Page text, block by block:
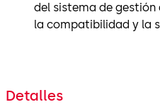
del sistema de
la compatibilidad y la
Detalles